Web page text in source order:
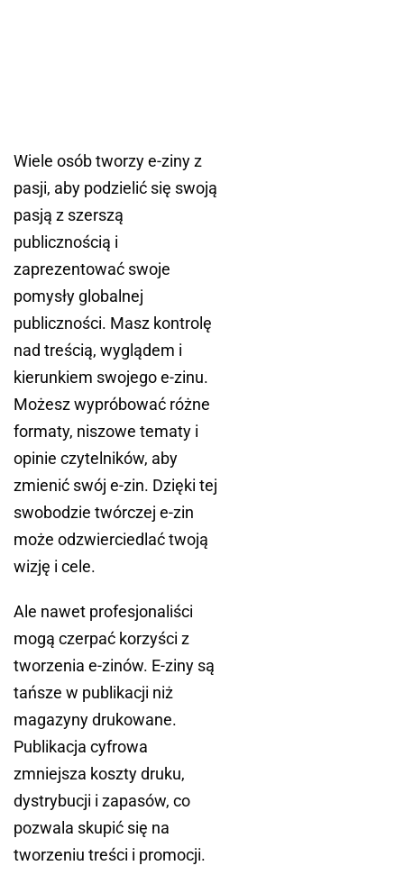
Wiele osób tworzy e-ziny z
pasji, aby podzielić się swoją
pasją z szerszą
publicznością i
zaprezentować swoje
pomysły globalnej
publiczności. Masz kontrolę
nad treścią, wyglądem i
kierunkiem swojego e-zinu.
Możesz wypróbować różne
formaty, niszowe tematy i
opinie czytelników, aby
zmienić swój e-zin. Dzięki tej
swobodzie twórczej e-zin
może odzwierciedlać twoją
wizję i cele.
Ale nawet profesjonaliści
mogą czerpać korzyści z
tworzenia e-zinów. E-ziny są
tańsze w publikacji niż
magazyny drukowane.
Publikacja cyfrowa
zmniejsza koszty druku,
dystrybucji i zapasów, co
pozwala skupić się na
tworzeniu treści i promocji.